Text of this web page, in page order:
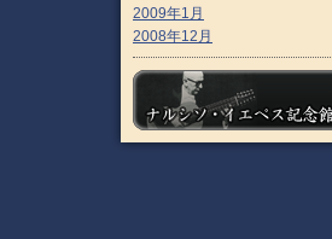
2009年1月
2008年12月